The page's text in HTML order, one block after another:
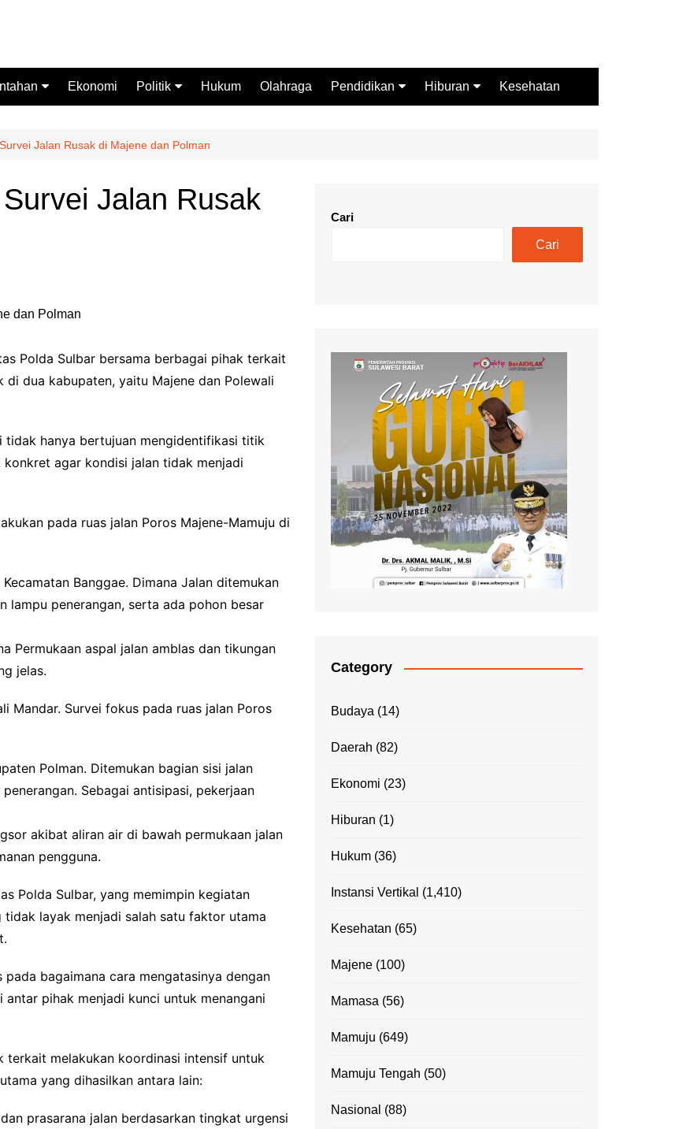
Vertikal
Ekonomi Politik
Pemilu
Hukum Olahraga Pendidikan Hiburan Kesehatan
Jalan Rusak di Majene dan Polman
Jalan Rusak
Polda Sulbar bersama berbagai pihak terkait
di dua kabupaten, yaitu Majene dan Polewali
tidak hanya bertujuan mengidentifikasi titik
konkret agar kondisi jalan tidak menjadi
pada ruas jalan Poros Majene-Mamuju di
Banggae. Dimana Jalan ditemukan
lampu penerangan, serta ada pohon besar
Permukaan aspal jalan amblas dan tikungan
jelas.
Mandar. Survei fokus pada ruas jalan Poros
Polman. Ditemukan bagian sisi jalan
Sebagai antisipasi, pekerjaan
akibat aliran air di bawah permukaan jalan
pengguna.
Polda Sulbar, yang memimpin kegiatan
layak menjadi salah satu faktor utama
bagaimana cara mengatasinya dengan
pihak menjadi kunci untuk menangani
terkait melakukan koordinasi intensif untuk
yang dihasilkan antara lain:
prasarana jalan berdasarkan tingkat urgensi
Cari
Cari
Category
Budaya (14)
Daerah (82)
Ekonomi (23)
Hiburan (1)
Hukum (36)
Instansi Vertikal (1,410)
Kesehatan (65)
Majene (100)
Mamasa (56)
Mamuju (649)
Mamuju Tengah (50)
Nasional (88)